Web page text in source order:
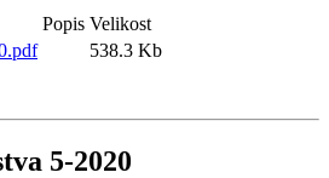
Popis Velikost
538.3 Kb
5-2020